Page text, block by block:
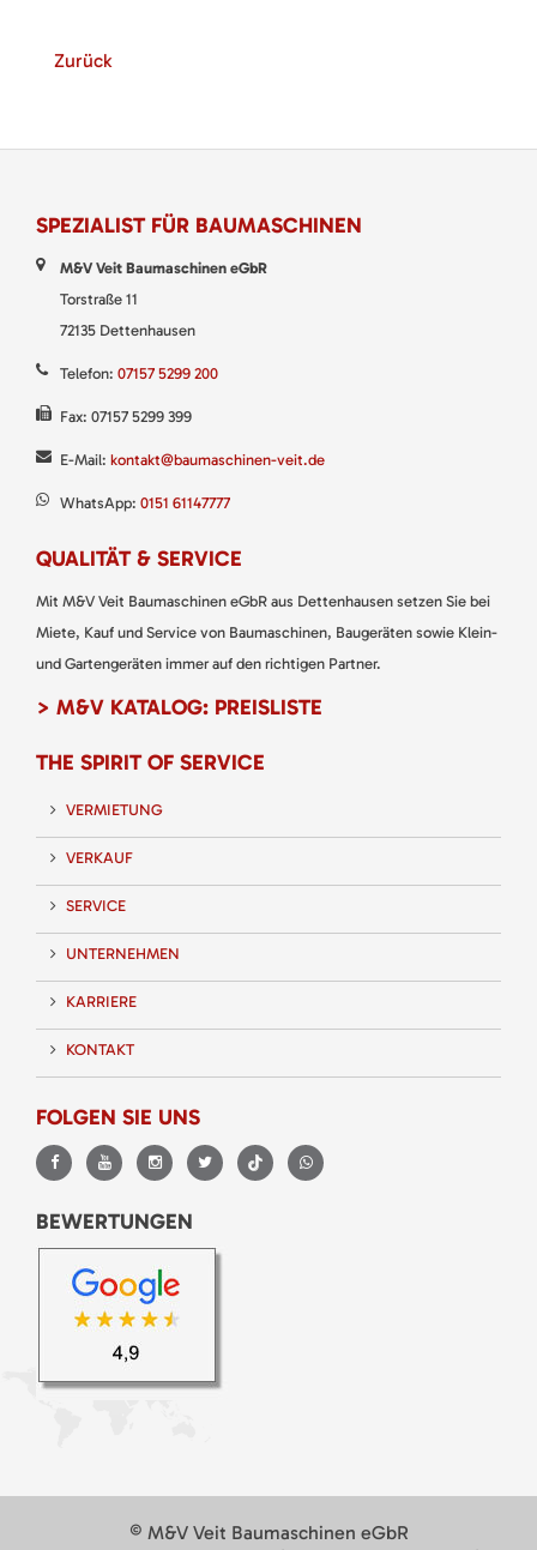
Zurück
SPEZIALIST FÜR BAUMASCHINEN
M&V Veit Baumaschinen eGbR
Torstraße 11
72135 Dettenhausen
Telefon: 07157 5299 200
Fax: 07157 5299 399
E-Mail: kontakt@baumaschinen-veit.de
WhatsApp: 0151 61147777
QUALITÄT & SERVICE
Mit M&V Veit Baumaschinen eGbR aus Dettenhausen setzen Sie bei
Miete, Kauf und Service von Baumaschinen, Baugeräten sowie Klein-
und Gartengeräten immer auf den richtigen Partner.
> M&V KATALOG: PREISLISTE
THE SPIRIT OF SERVICE
VERMIETUNG
VERKAUF
SERVICE
UNTERNEHMEN
KARRIERE
KONTAKT
FOLGEN SIE UNS
BEWERTUNGEN
© M&V Veit Baumaschinen eGbR